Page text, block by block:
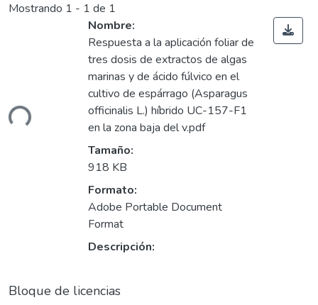
Mostrando 1 - 1 de 1
Cargando...
Nombre:
Respuesta a la aplicación foliar de
tres dosis de extractos de algas
marinas y de ácido fúlvico en el
cultivo de espárrago (Asparagus
officinalis L.) híbrido UC-157-F1
en la zona baja del v.pdf
Tamaño:
918 KB
Formato:
Adobe Portable Document
Format
Descripción:
Bloque de licencias